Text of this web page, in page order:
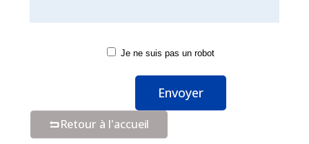
Je ne suis pas un robot
Retour à l'accueil